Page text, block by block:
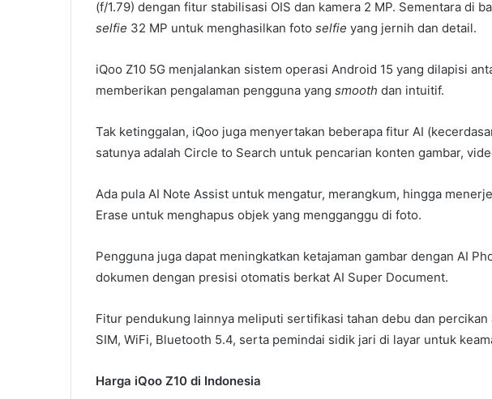
(f/1.79) dengan fitur stabilisasi OIS dan kamera 2 MP. Sementara di
selfie 32 MP untuk menghasilkan foto selfie yang jernih dan detail.
iQoo Z10 5G menjalankan sistem operasi Android 15 yang dilapisi
memberikan pengalaman pengguna yang smooth dan intuitif.
Tak ketinggalan, iQoo juga menyertakan beberapa fitur AI
satunya adalah Circle to Search untuk pencarian konten gambar,
Ada pula AI Note Assist untuk mengatur, merangkum, hingga
Erase untuk menghapus objek yang mengganggu di foto.
Pengguna juga dapat meningkatkan ketajaman gambar dengan AI
dokumen dengan presisi otomatis berkat AI Super Document.
Fitur pendukung lainnya meliputi sertifikasi tahan debu dan
SIM, WiFi, Bluetooth 5.4, serta pemindai sidik jari di layar untuk
Harga iQoo Z10 di Indonesia